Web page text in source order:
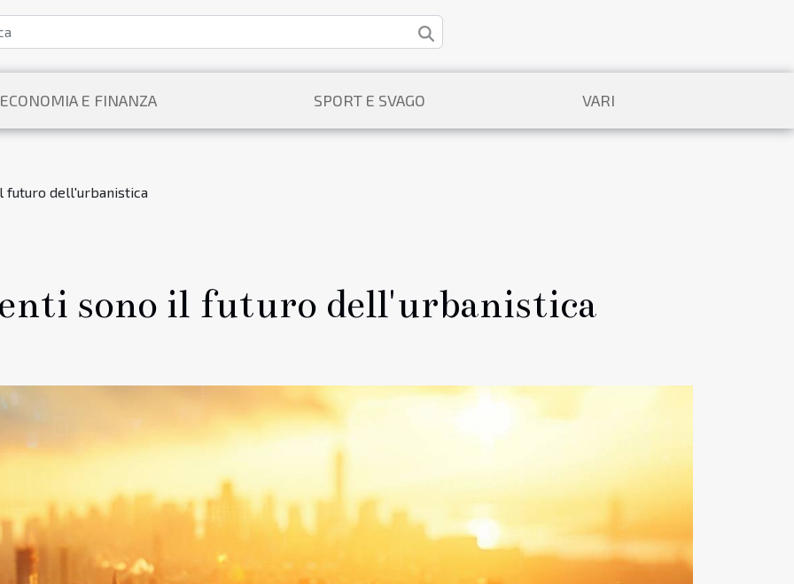
ECONOMIA E FINANZA SPORT E SVAGO VARI
futuro dell'urbanistica
sono il futuro dell'urbanistica